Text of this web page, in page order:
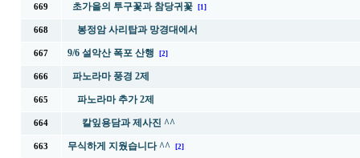
669 초가을의 투구꽃과 참당귀꽃 [1]
668 봉정암 사리탑과 망경대에서
667 9/6 설악산 폭포 산행 [2]
666 파노라마 풍경 2제
665 파노라마 추가 2제
664 칼잎용담과 제사진 ^^
663 무식하게 지웠습니다 ^^ [2]